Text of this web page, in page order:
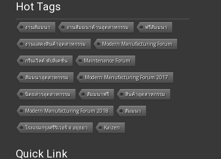
Hot Tags
งานสัมมนา งานสัมมนาด้านอุตสาหกรรม ฟรีสัมมนา
งานแสดงสินค้าอุตสาหกรรม Modern Manufacturing Forum
กรีนเวิลด์ พับลิเคชั่น Maintenance Forum
สัมมนาอุตสาหกรรม Modern Manufacturing Forum 2017
นิตยสารอุตสาหกรรม สัมมนาฟรี สินค้าอุตสาหกรรม
Modern Manufacturing Forum 2018 สัมมนา
โรงแรมกรุงศรีริเวอร์ จ.อยุธยา Kaizen
Quick Link